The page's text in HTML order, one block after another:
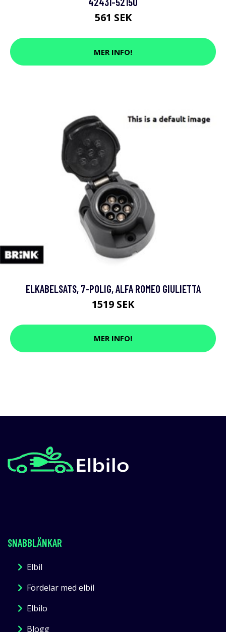
561 SEK
MER INFO!
ELKABELSATS, 7-POLIG, ALFA ROMEO GIULIETTA
1519 SEK
MER INFO!
SNABBLÄNKAR
Elbil
Fördelar med elbil
Elbilo
Blogg